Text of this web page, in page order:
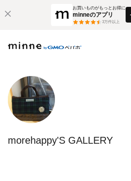
お買いものがもっとお得に
minneのアプリ
3万件以上
morehappy'S GALLERY